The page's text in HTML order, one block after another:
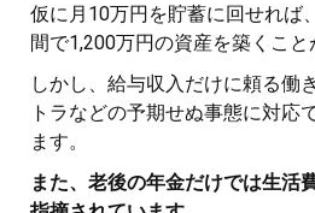
仮に月10万円を貯蓄に回せれば
間で1,200万円の資産を築くこと
しかし、給与収入だけに頼る働
トラなどの予期せぬ事態に対応
ます。
また、老後の年金だけでは生活